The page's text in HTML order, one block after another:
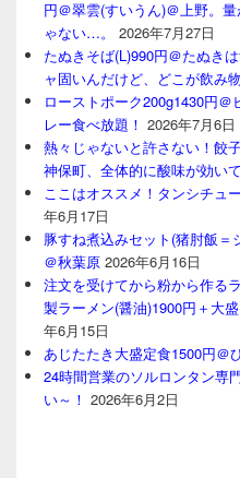
円＠翠雲(すいうん)＠上野。
ゃない…。
2026年7月27日
たぬきそば(L)990円＠たぬき
ャ固いんだけど、どこが飲み
ローストポーク200g1430円
レー食べ放題！ 2026年7月6日
熱々じゃないと許さない！餃
神保町、全体的に酸味が効いて
ここはオススメ！タンシチュ
年6月17日
豚すね煮込みセット(猪肘飯
＠秋葉原 2026年6月16日
注文を受けてから粉から作る
製ラーメン(醤油)1900円＋大
年6月15日
あじたたき大盛定食1500円＠
24時間営業のソルロンタン専
い～！ 2026年6月2日